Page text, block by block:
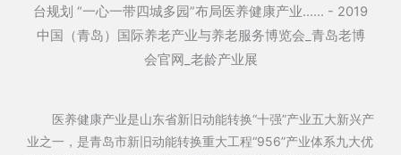
医养健康产业是山东省新旧动能转换“十强”产业五大新兴产
业之一，是青岛市新旧动能转换重大工程“956”产业体系九大优